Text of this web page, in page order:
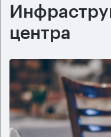
центра